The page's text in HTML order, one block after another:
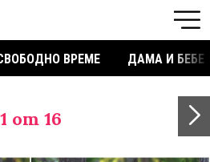
ВРЕМЕ ДАМА И БЕБЕ
1 от 16